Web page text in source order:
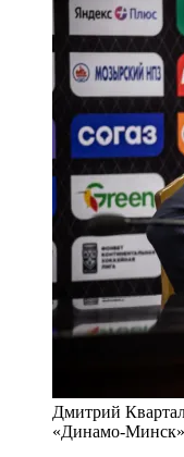
Дмитрий
«Динамо-